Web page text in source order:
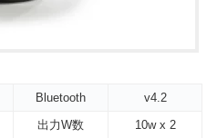
Bluetooth
v4.2
出力W数 10w x 2